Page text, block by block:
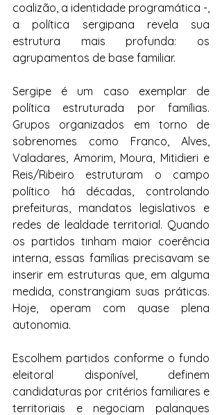
coalizão, a identidade programática -,
a política sergipana revela sua
estrutura mais profunda: os
agrupamentos de base familiar.
Sergipe é um caso exemplar de
política estruturada por famílias.
Grupos organizados em torno de
sobrenomes como Franco, Alves,
Valadares, Amorim, Moura, Mitidieri e
Reis/Ribeiro estruturam o campo
político há décadas, controlando
prefeituras, mandatos legislativos e
redes de lealdade territorial. Quando
os partidos tinham maior coerência
interna, essas famílias precisavam se
inserir em estruturas que, em alguma
medida, constrangiam suas práticas.
Hoje, operam com quase plena
autonomia.
Escolhem partidos conforme o fundo
eleitoral disponível, definem
candidaturas por critérios familiares e
territoriais e negociam palanques